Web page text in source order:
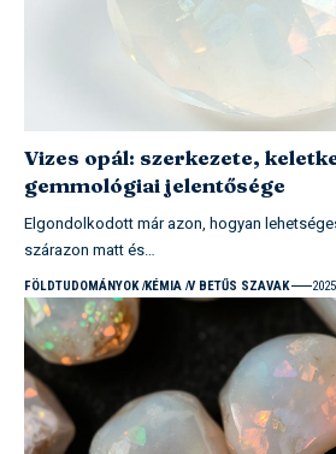
Vizes opál: szerkezete,
gemmológiai jelentősége
Elgondolkodott már azon, hogyan
szárazon matt és…
FÖLDTUDOMÁNYOK KÉMIA V BETŰS SZAVAK